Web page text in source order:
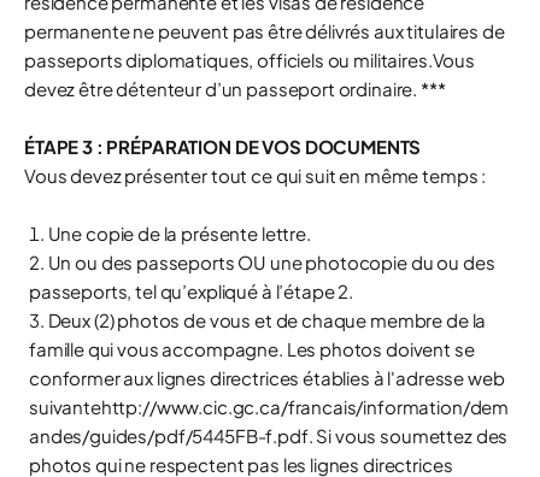
permanente ne peuvent pas être délivrés aux titulaires de
passeports diplomatiques, officiels ou militaires.Vous
devez être détenteur d’un passeport ordinaire. ***
ÉTAPE 3 : PRÉPARATION DE VOS DOCUMENTS
Vous devez présenter tout ce qui suit en même temps :
Une copie de la présente lettre.
Un ou des passeports OU une photocopie du ou des
passeports, tel qu’expliqué à l’étape 2.
Deux (2) photos de vous et de chaque membre de la
famille qui vous accompagne. Les photos doivent se
conformer aux lignes directrices établies à l'adresse web
suivantehttp://www.cic.gc.ca/francais/information/dem
andes/guides/pdf/5445FB-f.pdf. Si vous soumettez des
photos qui ne respectent pas les lignes directrices